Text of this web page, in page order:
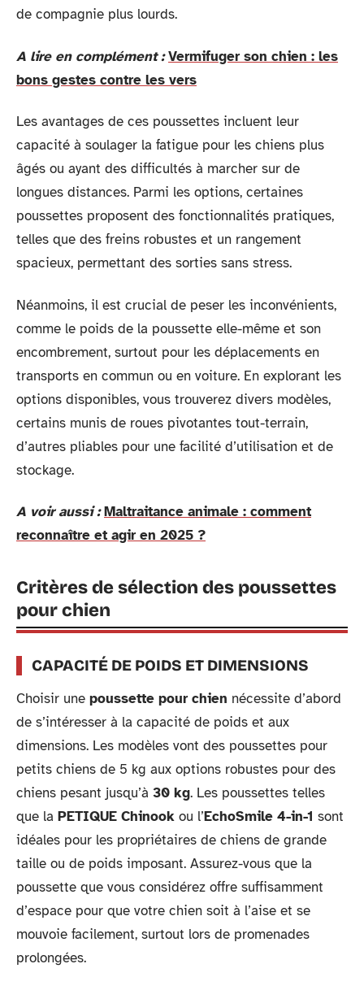
de compagnie plus lourds.
A lire en complément : Vermifuger son chien : les
bons gestes contre les vers
Les avantages de ces poussettes incluent leur
capacité à soulager la fatigue pour les chiens plus
âgés ou ayant des difficultés à marcher sur de
longues distances. Parmi les options, certaines
poussettes proposent des fonctionnalités pratiques,
telles que des freins robustes et un rangement
spacieux, permettant des sorties sans stress.
Néanmoins, il est crucial de peser les inconvénients,
comme le poids de la poussette elle-même et son
encombrement, surtout pour les déplacements en
transports en commun ou en voiture. En explorant les
options disponibles, vous trouverez divers modèles,
certains munis de roues pivotantes tout-terrain,
d’autres pliables pour une facilité d’utilisation et de
stockage.
A voir aussi : Maltraitance animale : comment
reconnaître et agir en 2025 ?
Critères de sélection des poussettes
pour chien
CAPACITÉ DE POIDS ET DIMENSIONS
Choisir une poussette pour chien nécessite d’abord
de s’intéresser à la capacité de poids et aux
dimensions. Les modèles vont des poussettes pour
petits chiens de 5 kg aux options robustes pour des
chiens pesant jusqu’à 30 kg. Les poussettes telles
que la PETIQUE Chinook ou l’EchoSmile 4-in-1 sont
idéales pour les propriétaires de chiens de grande
taille ou de poids imposant. Assurez-vous que la
poussette que vous considérez offre suffisamment
d’espace pour que votre chien soit à l’aise et se
mouvoie facilement, surtout lors de promenades
prolongées.